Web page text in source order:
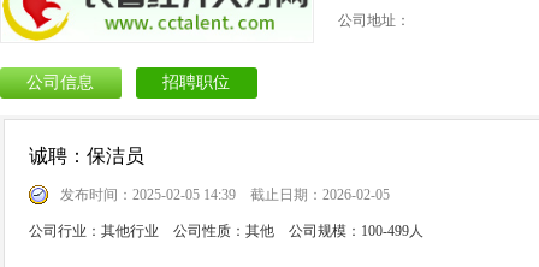
公司地址：
公司信息 招聘职位
诚聘：保洁员
发布时间：2025-02-05 14:39 截止日期：2026-02-05
公司行业：其他行业 公司性质：其他 公司规模：100-499人